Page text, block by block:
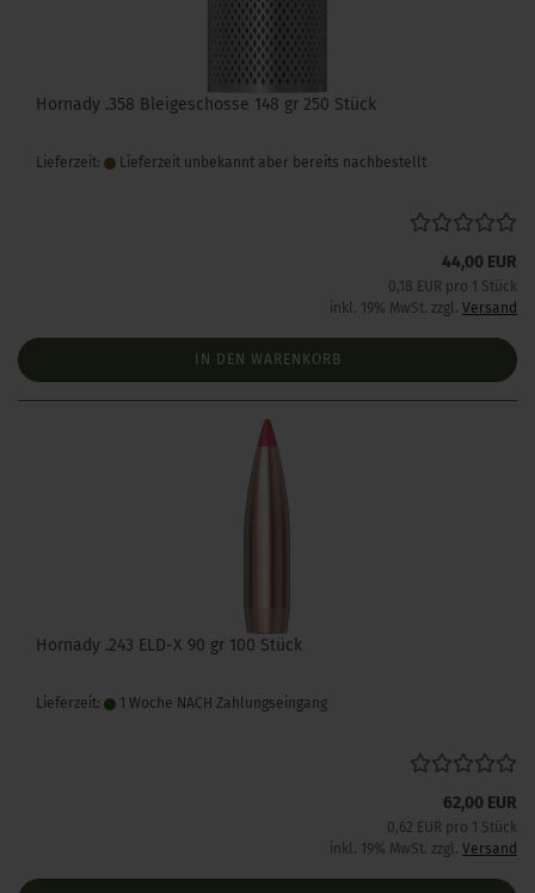
Hornady .358 Bleigeschosse 148 gr 250 Stück
Lieferzeit: Lieferzeit unbekannt aber bereits nachbestellt
44,00 EUR
0,18 EUR pro 1 Stück
inkl. 19% MwSt. zzgl. Versand
IN DEN WARENKORB
Hornady .243 ELD-X 90 gr 100 Stück
Lieferzeit: 1 Woche NACH Zahlungseingang
62,00 EUR
0,62 EUR pro 1 Stück
inkl. 19% MwSt. zzgl. Versand